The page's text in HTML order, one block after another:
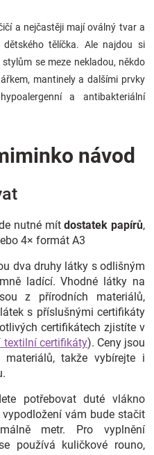
a nejčastěji mají oválný tvar a
tělíčka. Ale najdou si
se meze nekladou, někdo
mantinely a dalšími prvky
a antibakteriální
návod
nutné mítdostatek papírů,
4× formát A3
dva druhy látky s odlišným
ladící. Vhodné látky na
z přírodních materiálů,
s příslušnými certifikáty
certifikátech zjistíte v
textilní certifikáty). Ceny jsou
takže vybírejte i
potřebovat duté vlákno
vám bude stačit
metr. Pro vyplnění
používá kuličkové rouno,